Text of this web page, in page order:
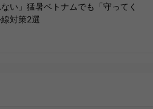
ない」猛暑ベトナムでも「守ってく
対策2選